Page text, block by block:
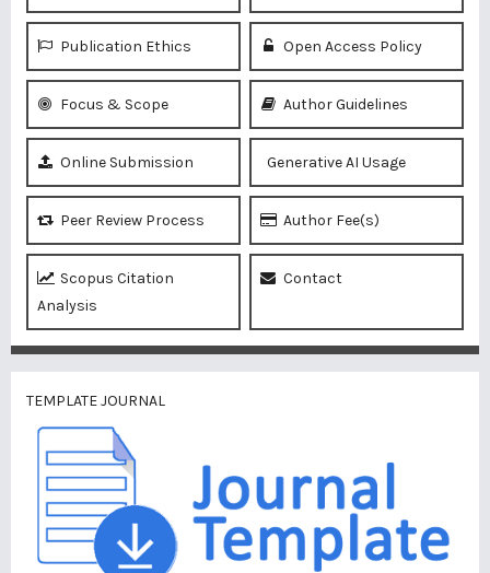
Publication Ethics Open Access Policy
Focus & Scope Author Guidelines
Online Submission Generative AI Usage
Peer Review Process Author Fee(s)
Scopus Citation
Analysis
Contact
TEMPLATE JOURNAL